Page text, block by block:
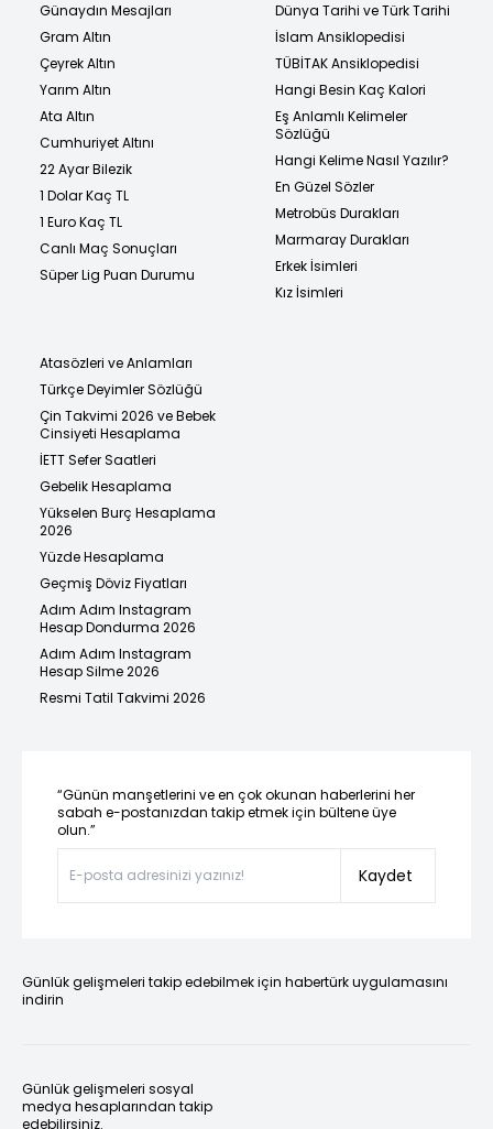
Günaydın Mesajları
Gram Altın
Çeyrek Altın
Yarım Altın
Ata Altın
Cumhuriyet Altını
22 Ayar Bilezik
1 Dolar Kaç TL
1 Euro Kaç TL
Canlı Maç Sonuçları
Süper Lig Puan Durumu
Dünya Tarihi ve Türk Tarihi
İslam Ansiklopedisi
TÜBİTAK Ansiklopedisi
Hangi Besin Kaç Kalori
Eş Anlamlı Kelimeler
Sözlüğü
Hangi Kelime Nasıl Yazılır?
En Güzel Sözler
Metrobüs Durakları
Marmaray Durakları
Erkek İsimleri
Kız İsimleri
Atasözleri ve Anlamları
Türkçe Deyimler Sözlüğü
Çin Takvimi 2026 ve Bebek
Cinsiyeti Hesaplama
İETT Sefer Saatleri
Gebelik Hesaplama
Yükselen Burç Hesaplama
2026
Yüzde Hesaplama
Geçmiş Döviz Fiyatları
Adım Adım Instagram
Hesap Dondurma 2026
Adım Adım Instagram
Hesap Silme 2026
Resmi Tatil Takvimi 2026
“Günün manşetlerini ve en çok okunan haberlerini her
sabah e-postanızdan takip etmek için bültene üye
olun.”
Kaydet
Günlük gelişmeleri takip edebilmek için habertürk uygulamasını
indirin
Günlük gelişmeleri sosyal
medya hesaplarından takip
edebilirsiniz.